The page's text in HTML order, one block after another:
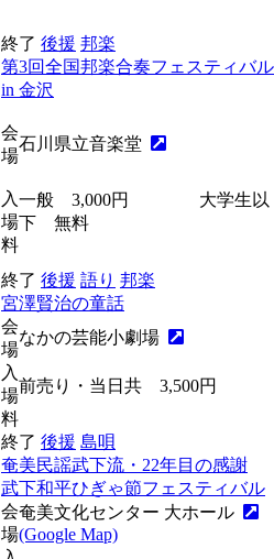
終了 後援 邦楽
第3回全国邦楽合奏フェスティバル
in 金沢
会
場
石川県立音楽堂
入
場
料
一般 3,000円 大学生以
下 無料
終了 後援 語り 邦楽
宮澤賢治の童話
会
場
なかの芸能小劇場
入
場
料
前売り・当日共 3,500円
終了 後援 島唄
奄美民謡武下流・22年目の感謝
武下和平ひぎゃ節フェスティバル
会
場
奄美文化センター 大ホール
(Google Map)